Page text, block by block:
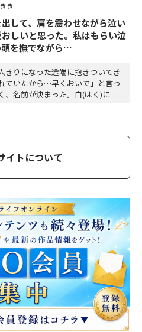
き
して、肩を震わせながら泣い
しいと思った。私はもらい泣
頭を撫でながら…
きりになった途端に抱きついてき
ていたから…早くおいで」と言っ
名前が決まった。白(はく)に決
べただろう」「あら、…
イトについて